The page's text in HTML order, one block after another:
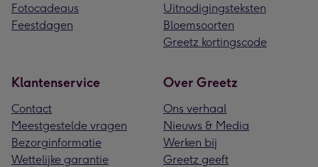
Fotocadeaus
Feestdagen
Uitnodigingsteksten
Bloemsoorten
Greetz kortingscode
Klantenservice
Contact
Meestgestelde vragen
Bezorginformatie
Wettelijke garantie
Over Greetz
Ons verhaal
Nieuws & Media
Werken bij
Greetz geeft